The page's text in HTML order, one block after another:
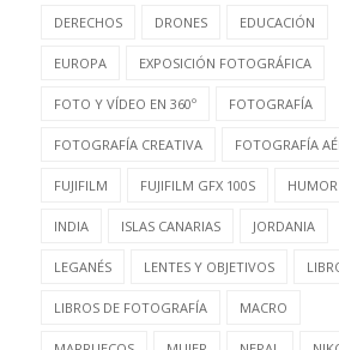
DERECHOS DRONES EDUCACIÓN
EUROPA EXPOSICIÓN FOTOGRÁFICA
FOTO Y VÍDEO EN 360º FOTOGRAFÍA
FOTOGRAFÍA CREATIVA FOTOGRAFÍA
FUJIFILM FUJIFILM GFX 100S HUMOR
INDIA ISLAS CANARIAS JORDANIA
LEGANÉS LENTES Y OBJETIVOS
LIBROS DE FOTOGRAFÍA MACRO